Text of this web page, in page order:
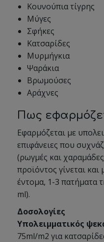
Κουνούπια τίγρης
Μύγες
Σφήκες
Κατσαρίδες
Μυρμήγκια
Ψαράκια
Βρωμούσες
Αράχνες
Πως
Εφαρμόζεται με
επιφάνειες που
(ρωγμές και
προϊόντος γίνεται
έντομα, 1-3 πατήματα
ml).
Δοσολογίες
Υπολειμματικός
75ml/m2 για